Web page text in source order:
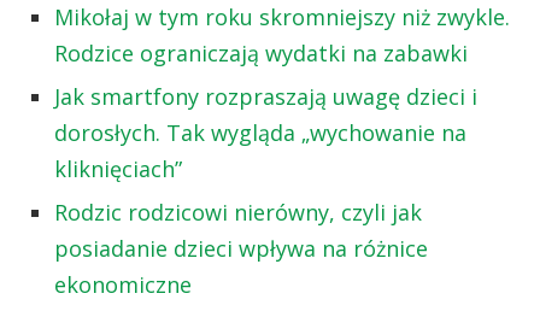
Mikołaj w tym roku skromniejszy niż zwykle.
Rodzice ograniczają wydatki na zabawki
Jak smartfony rozpraszają uwagę dzieci i
dorosłych. Tak wygląda „wychowanie na
kliknięciach”
Rodzic rodzicowi nierówny, czyli jak
posiadanie dzieci wpływa na różnice
ekonomiczne